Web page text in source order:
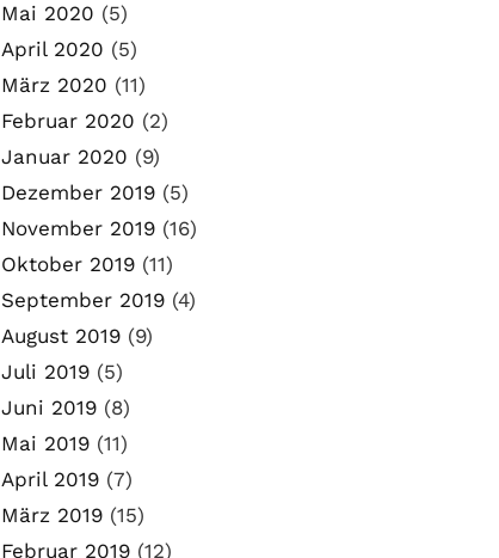
Mai 2020 (5)
April 2020 (5)
März 2020 (11)
Februar 2020 (2)
Januar 2020 (9)
Dezember 2019 (5)
November 2019 (16)
Oktober 2019 (11)
September 2019 (4)
August 2019 (9)
Juli 2019 (5)
Juni 2019 (8)
Mai 2019 (11)
April 2019 (7)
März 2019 (15)
Februar 2019 (12)